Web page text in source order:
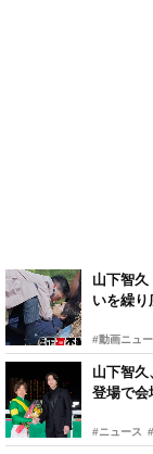
山下智
いを繰
#動画ニュ
山下智
登場で会
#ニュース